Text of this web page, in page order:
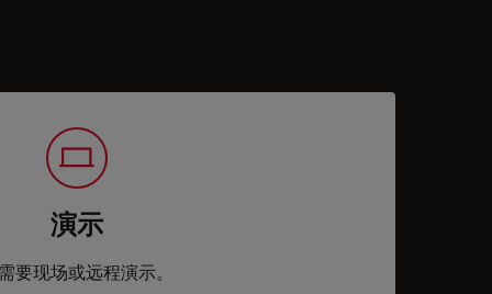
演示
要现场或远程演示。